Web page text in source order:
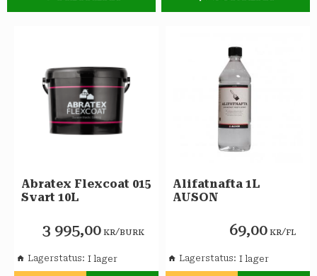
Abratex Flexcoat 015
Svart 10L
3 995,00 KR/BURK
Lagerstatus
Alifatnafta 1L
AUSON
69,00 KR/FL
Lagerstatus